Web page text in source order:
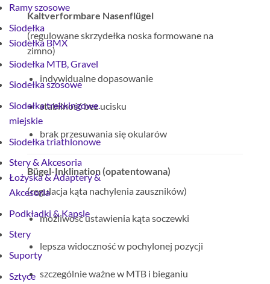
Ramy szosowe
Siodełka
Siodełka BMX
Siodełka MTB, Gravel
Siodełka szosowe
Siodełka trekkingowe.
miejskie
Siodełka triathlonowe
Stery & Akcesoria
Łożyska & Adaptery &
Akcesoria
Podkładki & Kapsle
Stery
Suporty
Sztyce
Kaltverformbare Nasenflügel
(regulowane skrzydełka noska formowane na
zimno)
indywidualne dopasowanie
stabilność bez ucisku
brak przesuwania się okularów
Bügel-Inklination (opatentowana)
(regulacja kąta nachylenia zauszników)
możliwość ustawienia kąta soczewki
lepsza widoczność w pochylonej pozycji
szczególnie ważne w MTB i bieganiu